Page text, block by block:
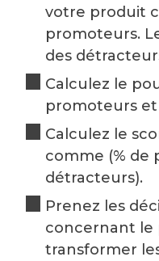
votre produit
promoteurs.
des
Calculez le
promoteurs
Calculez le
comme (% de
détracteurs).
Prenez les
concernant le
transformer